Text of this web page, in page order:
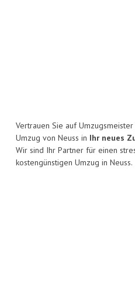
Vertrauen Sie auf
Umzug von Neuss in Ihr neues
Wir sind Ihr Partner für einen
kostengünstigen Umzug in Neuss.